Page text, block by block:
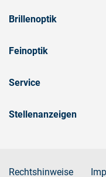
Brillenoptik
Feinoptik
Service
Stellenanzeigen
Rechtshinweise